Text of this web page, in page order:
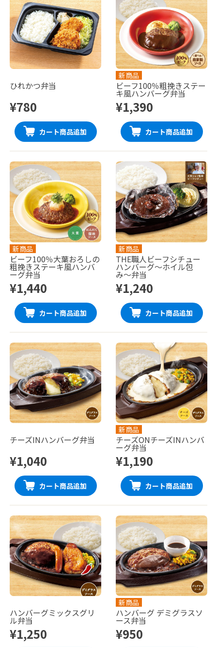
ひれかつ弁当
¥780
カート商品追加
新商品
ビーフ100％粗挽きステー
キ風ハンバーグ弁当
¥1,390
カート商品追加
新商品
ビーフ100％大葉おろしの
粗挽きステーキ風ハンバ
ーグ弁当
¥1,440
カート商品追加
新商品
THE職人ビーフシチュー
ハンバーグ〜ホイル包
み〜弁当
¥1,240
カート商品追加
チーズINハンバーグ弁当
¥1,040
カート商品追加
新商品
チーズONチーズINハンバ
ーグ弁当
¥1,190
カート商品追加
ハンバーグミックスグリ
ル弁当
¥1,250
新商品
ハンバーグ デミグラスソ
ース弁当
¥950